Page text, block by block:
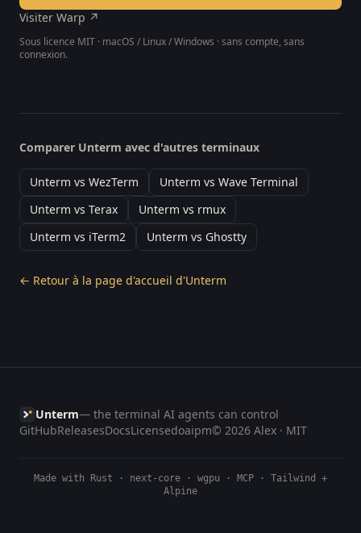
Visiter Warp ↗
Sous licence MIT · macOS / Linux / Windows · sans compte, sans
connexion.
Comparer Unterm avec d'autres terminaux
Unterm vs WezTerm
Unterm vs Wave Terminal
Unterm vs Terax
Unterm vs rmux
Unterm vs iTerm2
Unterm vs Ghostty
← Retour à la page d'accueil d'Unterm
Unterm— the terminal AI agents can control
GitHubReleasesDocsLicensedoaipm© 2026 Alex · MIT
Made with Rust · next-core · wgpu · MCP · Tailwind +
Alpine